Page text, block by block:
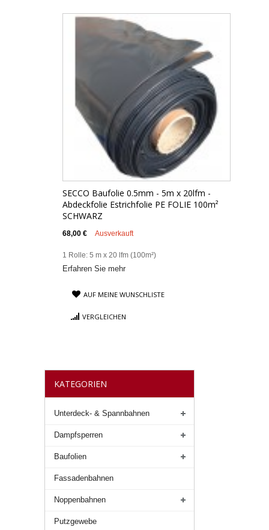
SECCO Baufolie 0.5mm - 5m x 20lfm -
Abdeckfolie Estrichfolie PE FOLIE 100m²
SCHWARZ
68,00 € Ausverkauft
1 Rolle: 5 m x 20 lfm (100m²)
Erfahren Sie mehr
AUF MEINE WUNSCHLISTE
VERGLEICHEN
KATEGORIEN
Unterdeck- & Spannbahnen
Dampfsperren
Baufolien
Fassadenbahnen
Noppenbahnen
Putzgewebe